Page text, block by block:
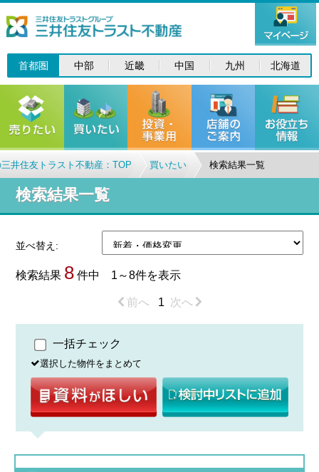
首都圏 中部 近畿 中国 九州 北海道
井住友トラスト不動産：TOP 買いたい 検索結果一覧
検索結果一覧
並べ替え:
検索結果 8 件中 1～8件を表示
前へ 1 次へ
一括チェック
選択した物件をまとめて